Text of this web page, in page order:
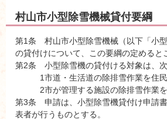
村山市小型除雪機械貸付要綱
第1条 村山市小型除雪機械（以下「小型
の貸付けについて、この要綱の定めると
第2条 小型除雪機の貸付ける対象は、次
1市道・生活道の除排雪作業を住民
2市が管理する施設の除排雪作業を
第3条 申請は、小型除雪機貸付け申請
表者が行うものとする。